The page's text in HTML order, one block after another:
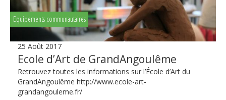
Equipements communautaires
25 Août 2017
Ecole d’Art de GrandAngoulême
Retrouvez toutes les informations sur l’École d’Art du
GrandAngoulême http://www.ecole-art-
grandangouleme.fr/